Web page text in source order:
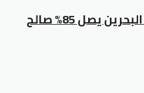
كود خصم ريفا فاشون البحرين يصل 85% صالح